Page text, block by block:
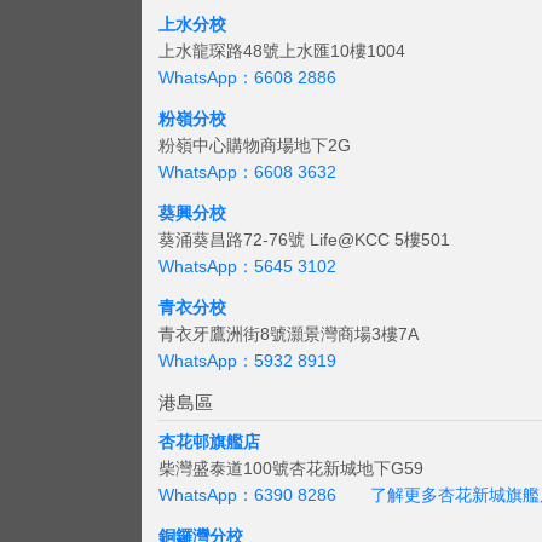
上水分校
上水龍琛路48號上水匯10樓1004
WhatsApp：6608 2886
粉嶺分校
粉嶺中心購物商場地下2G
WhatsApp：6608 3632
葵興分校
葵涌葵昌路72-76號 Life@KCC 5樓501
WhatsApp：5645 3102
青衣分校
青衣牙鷹洲街8號灝景灣商場3樓7A
WhatsApp：5932 8919
港島區
杏花邨旗艦店
柴灣盛泰道100號杏花新城地下G59
WhatsApp：6390 8286
了解更多杏花新城旗
銅鑼灣分校